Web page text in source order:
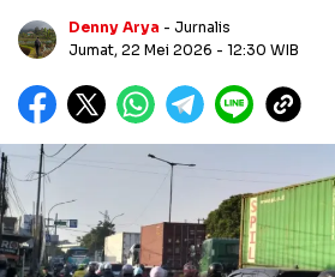
Denny Arya - Jurnalis
Jumat, 22 Mei 2026 - 12:30 WIB